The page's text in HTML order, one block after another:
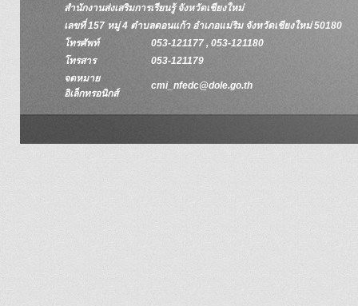
สำนักงานส่งเสริมการเรียนรู้ จังหวัดเชียงใหม่
เลขที่ 157 หมู่ 4 ตำบลดอนแก้ว อำเภอแม่ริม จังหวัดเชียงใหม่ 50180
โทรศัพท์
053-121177 , 053-121180
โทรสาร
053-121179
จดหมาย
อิเล็กทรอนิกส์
cmi_nfedc@dole.go.th